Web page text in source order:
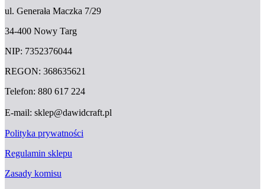
ul. Generała Maczka 7/29
34-400 Nowy Targ
NIP: 7352376044
REGON: 368635621
Telefon: 880 617 224
E-mail: sklep@dawidcraft.pl
Polityka prywatności
Regulamin sklepu
Zasady komisu